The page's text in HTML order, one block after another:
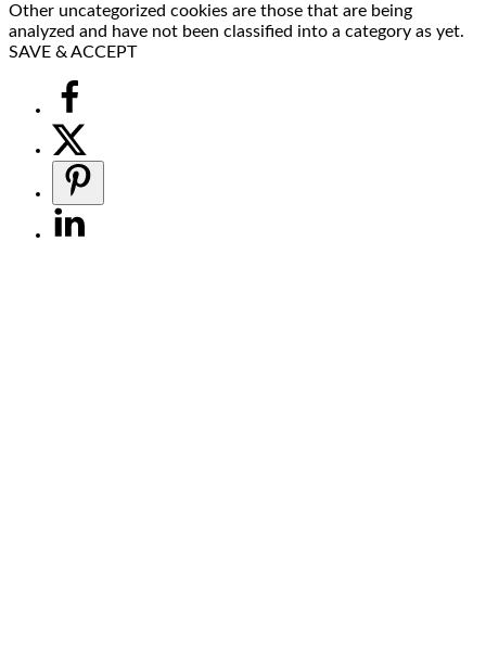
Other uncategorized cookies are those that are being
analyzed and have not been classified into a category as yet.
SAVE & ACCEPT